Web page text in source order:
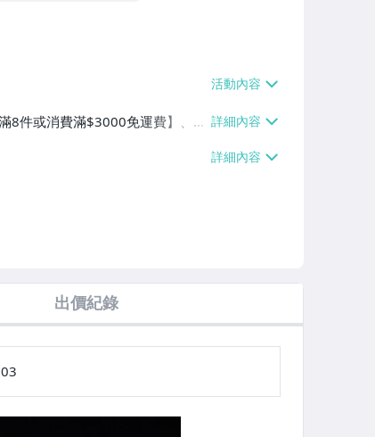
8件或消費滿$3000免運費】、萊
免運費】、郵局掛號【單件
】
出價紀錄